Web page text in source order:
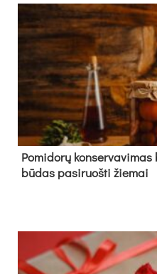
Pomidorų
būdas pasiruošti žiemai